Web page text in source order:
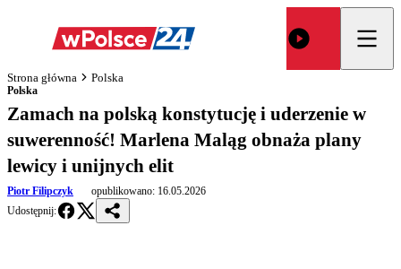
Strona główna Polska
Polska
Zamach na polską konstytucję i uderzenie w
suwerenność! Marlena Maląg obnaża plany
lewicy i unijnych elit
Piotr Filipczyk opublikowano: 16.05.2026
Udostępnij: